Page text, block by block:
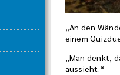
„An den
einem
„Man denkt,
aussieht.“